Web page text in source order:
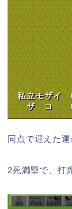
同点で迎えた
2死満塁で、打